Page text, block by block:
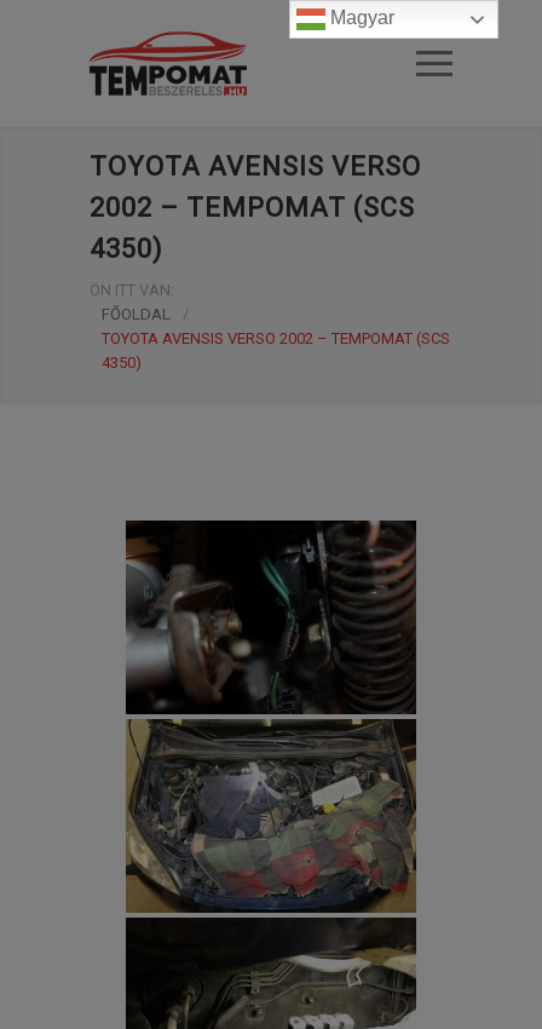
TOYOTA AVENSIS VERSO
2002 – TEMPOMAT (SCS
4350)
ÖN ITT VAN:
FŐOLDAL
/
TOYOTA AVENSIS VERSO 2002 – TEMPOMAT (SCS
4350)
Magyar